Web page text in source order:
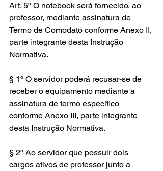
Art. 5º O notebook será fornecido, ao
professor, mediante assinatura de
Termo de Comodato conforme Anexo II,
parte integrante desta Instrução
Normativa.
§ 1º O servidor poderá recusar-se de
receber o equipamento mediante a
assinatura de termo específico
conforme Anexo III, parte integrante
desta Instrução Normativa.
§ 2º Ao servidor que possuir dois
cargos ativos de professor junto a